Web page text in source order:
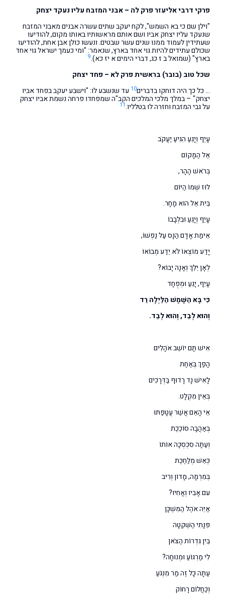
פרקי דרבי אליעזר פרק לה – אבני המזבח עליו נעקד יצחק
"וילן שם כי בא השמש", לקח יעקב שתים עשרה אבנים מאבני המזבח
שנעקד עליו יצחק אביו ושם אותם מראשותיו באותו מקום, להודיעו
שעתידין לעמוד ממנו שנים עשר שבטים. ונעשו כולן אבן אחת, להודיעו
שכולם עתידים להיות גוי אחד בארץ, שנאמר: "ומי כעמך ישראל גוי אחד
בארץ" (שמואל ב ז כג, דברי הימים א יז כא).9
שכל טוב (בובר) בראשית פרק לא – פחד יצחק
… כל כך היה דוחקו בדברים10 עד שנשבע לו: "וישבע יעקב בפחד אביו
יצחק" – במלך מלכי המלכים הקב"ה שמפחדו פרחה נשמת אביו יצחק
על גבי המזבח וחזרה לו בטלליו.11
עָיֵף וְיָגֵעַ הִגִּיעַ יַעֲקֹב
אֶל הַמָּקוֹם
בְּרֹאשׁ הָהָר,
לוּז שְׁמוֹ הַיּוֹם
בֵּית אֵל הוּא מָחָר.
עָיֵף וְיָגֵעַ וּבִלְבָבוֹ
אֵימַת אָדָם הַנָּס עַל נַפְשׁוֹ,
יָדַע מוֹצְאוֹ לֹא יֵדַע מְבוֹאוֹ
לְאָן יֵלֵךְ וְאָנָה יָבוֹא?
עָיֵף, יָגֵעַ וּמְפֻחָד
כִּי בָּא הַשֶּׁמֶשׁ הַלַּיְלָה רַד
וְהוּא לְבַד, וְהוּא לְבַד.
אִישׁ תָּם יוֹשֵׁב אֹהָלִים
הָפַךְ בְּאַחַת
לָאִישׁ נָד רָדוּף בַּדְּרָכִים
בְּאֵין מִקְלָט.
אֵי הָאֵם אֲשֶׁר עֲטָפַתּוּ
בְּאַהֲבָה סוֹכֶכֶת
וְעַתָּה סִכְסְכָה אוֹתוֹ
כְּאֵשׁ מְלַחֶכֶת
בְּמִרְמָה, מָדוֹן וְרִיב
עִם אָבִיו וְאָחִיו?
אַיֵּה אֹהֶל הַמִּשְׁכָּן
פִּנָּתִי הַשְּׁקֵטָה
בֵּין גִּדְרוֹת הַצֹּאן
לִי מַרְגּוֹעַ וּמְנוּחָה?
עַתָּה כָּל זֶה מַר מִנְּגֹעַ
וְכַחֲלוֹם רָחוֹק